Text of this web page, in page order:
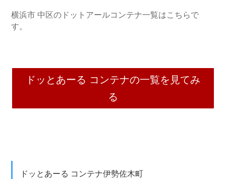
横浜市 中区のドットアールコンテナ一覧はこちらで
す。
ドッとあーる コンテナの一覧を見てみ
る
ドッとあーる コンテナ伊勢佐木町